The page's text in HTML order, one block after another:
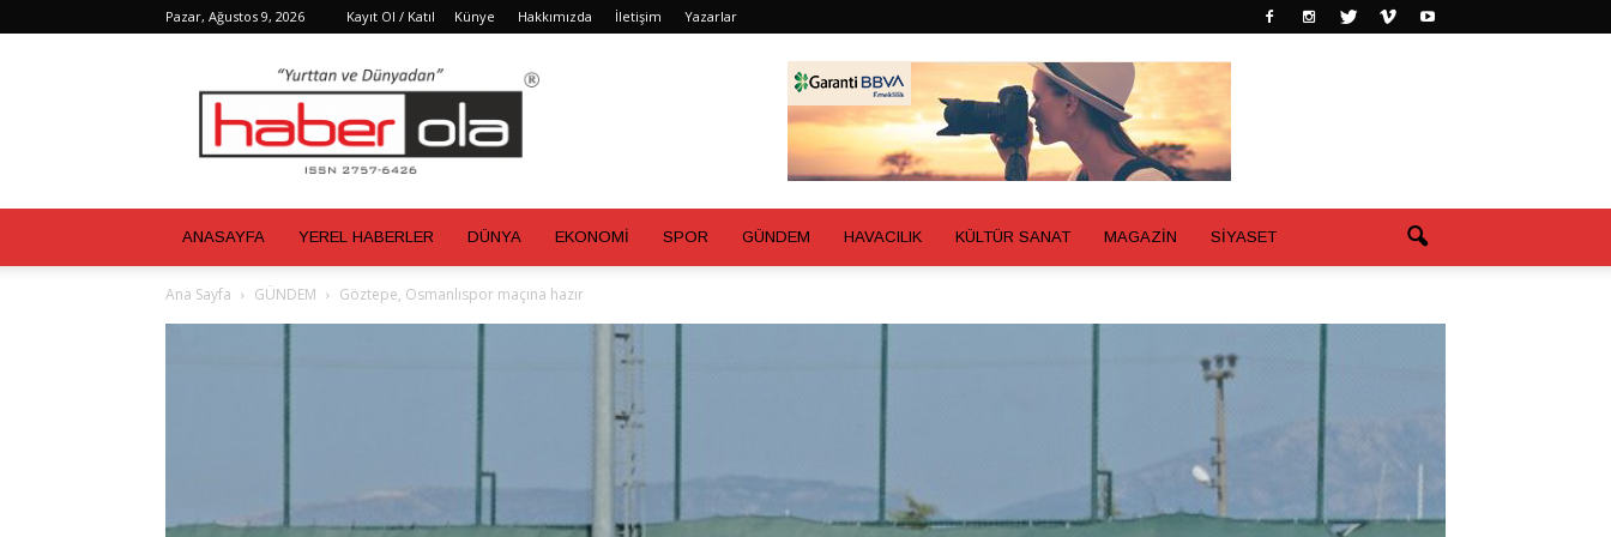
Pazar, Ağustos 9, 2026 Kayıt Ol / Katıl Künye Hakkımızda İletişim Yazarlar
ANASAYFA YEREL HABERLER DÜNYA EKONOMİ SPOR GÜNDEM HAVACILIK KÜLTÜR SANAT MAGAZİN SİYASET
Ana Sayfa GÜNDEM Göztepe, Osmanlıspor maçına hazır